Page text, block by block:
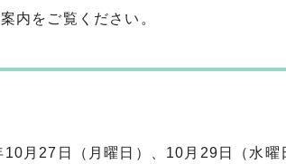
内をご覧ください。
10月27日（月曜日）、10月29日（水